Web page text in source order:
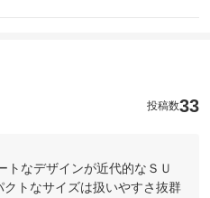
投稿数33
トなデザインが近代的なＳＵ
トなサイズは扱いやすさ抜群